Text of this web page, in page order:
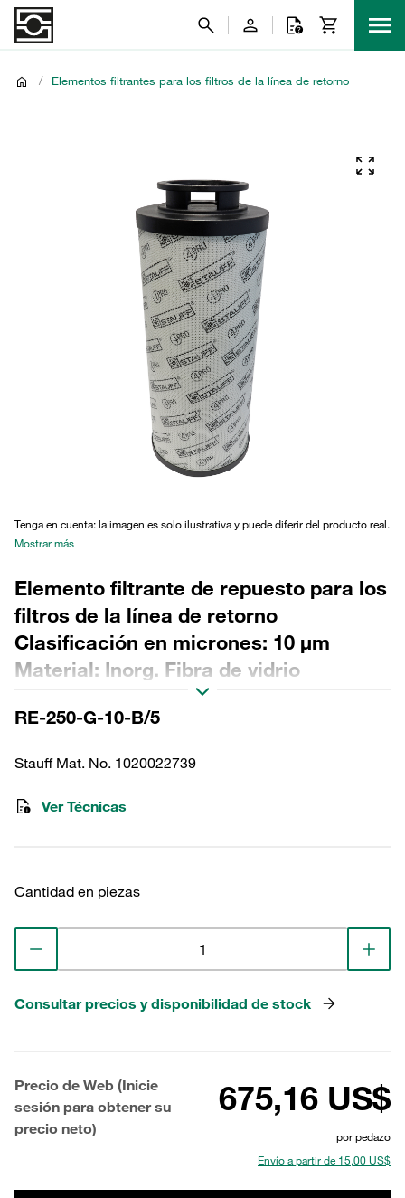
/ Elementos filtrantes para los filtros de la línea de retorno
Tenga en cuenta: la imagen es solo ilustrativa y puede diferir del producto real.
Mostrar más
Elemento filtrante de repuesto para los
filtros de la línea de retorno
Clasificación en micrones: 10 µm
Material: Inorg. Fibra de vidrio
Diámetro exterior (mm): 143 Diámetro
interior (mm): 96,1 Longitud (mm): 364
RE-250-G-10-B/5
Stauff Mat. No. 1020022739
Ver Técnicas
Cantidad en piezas
Consultar precios y disponibilidad de stock
Precio de Web (Inicie
sesión para obtener su
precio neto)
675,16 US$
por pedazo
Envío a partir de 15,00 US$